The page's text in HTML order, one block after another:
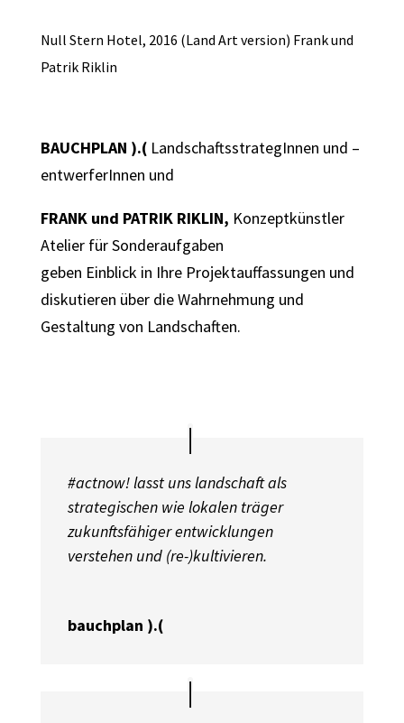
Null Stern Hotel, 2016 (Land Art version) Frank und
Patrik Riklin
BAUCHPLAN ).( LandschaftsstrategInnen und –
entwerferInnen und
FRANK und PATRIK RIKLIN, Konzeptkünstler
Atelier für Sonderaufgaben
geben Einblick in Ihre Projektauffassungen und
diskutieren über die Wahrnehmung und
Gestaltung von Landschaften.
#actnow! lasst uns landschaft als
strategischen wie lokalen träger
zukunftsfähiger entwicklungen
verstehen und (re-)kultivieren.
bauchplan ).(